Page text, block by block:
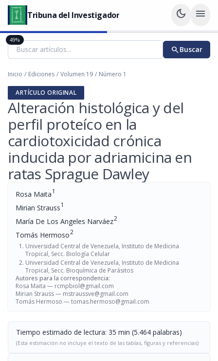
Tribuna del Investigador dark_mode menu
searchBuscar
Inicio / Ediciones / Volumen 19 / Número 1
ARTÍCULO ORIGINAL
Alteración histológica y del
perfil proteíco en la
cardiotoxicidad crónica
inducida por adriamicina en
ratas Sprague Dawley
Rosa Maita1
Mirian Strauss1
María De Los Angeles Narváez2
Tomás Hermoso2
Universidad Central de Venezuela, Instituto de Medicina
Tropical, Secc. Biología Celular
Universidad Central de Venezuela, Instituto de Medicina
Tropical, Secc. Bioquímica de Parásitos
Autores para la correspondencia:
Rosa Maita — rcmpbiol@gmail.com
Mirian Strauss — mstraussve@gmail.com
Tomás Hermoso —tomas.hermoso@gmail.com
Tiempo estimado de lectura: 35 min (5.464 palabras)
(Esta estimación no incluye el texto de las tablas, figuras y referencias)
49%